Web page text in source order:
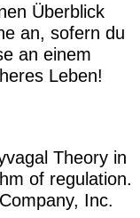
Überblick
an, sofern du
an einem
Leben!
Theory in
of regulation.
Inc.